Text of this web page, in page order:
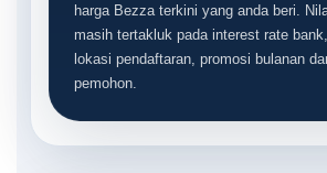
harga Bezza terkini yang anda beri.
masih tertakluk pada interest rate
lokasi pendaftaran, promosi bulanan
pemohon.